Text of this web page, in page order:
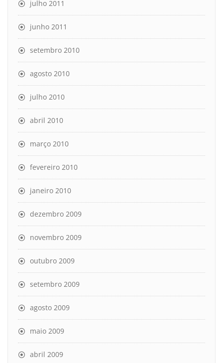
julho 2011
junho 2011
setembro 2010
agosto 2010
julho 2010
abril 2010
março 2010
fevereiro 2010
janeiro 2010
dezembro 2009
novembro 2009
outubro 2009
setembro 2009
agosto 2009
maio 2009
abril 2009